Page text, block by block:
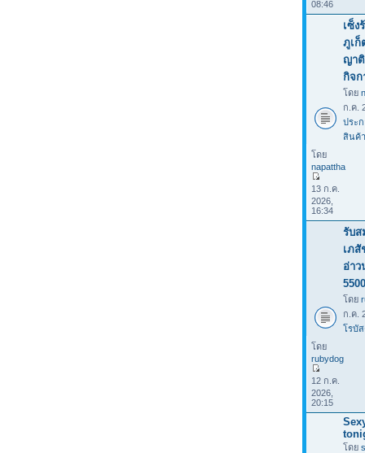
08:46
เซ็ง
ภูเก็
ญา
กิจก
โดย
ก.ค.
ประ
สินค้า
โดย
napattha
13 ก.ค.
2026,
16:34
รับส
เภ
อ่าว
โดย
ก.ค.
โรบั
โดย
rubydog
12 ก.ค.
2026,
20:15
โดย